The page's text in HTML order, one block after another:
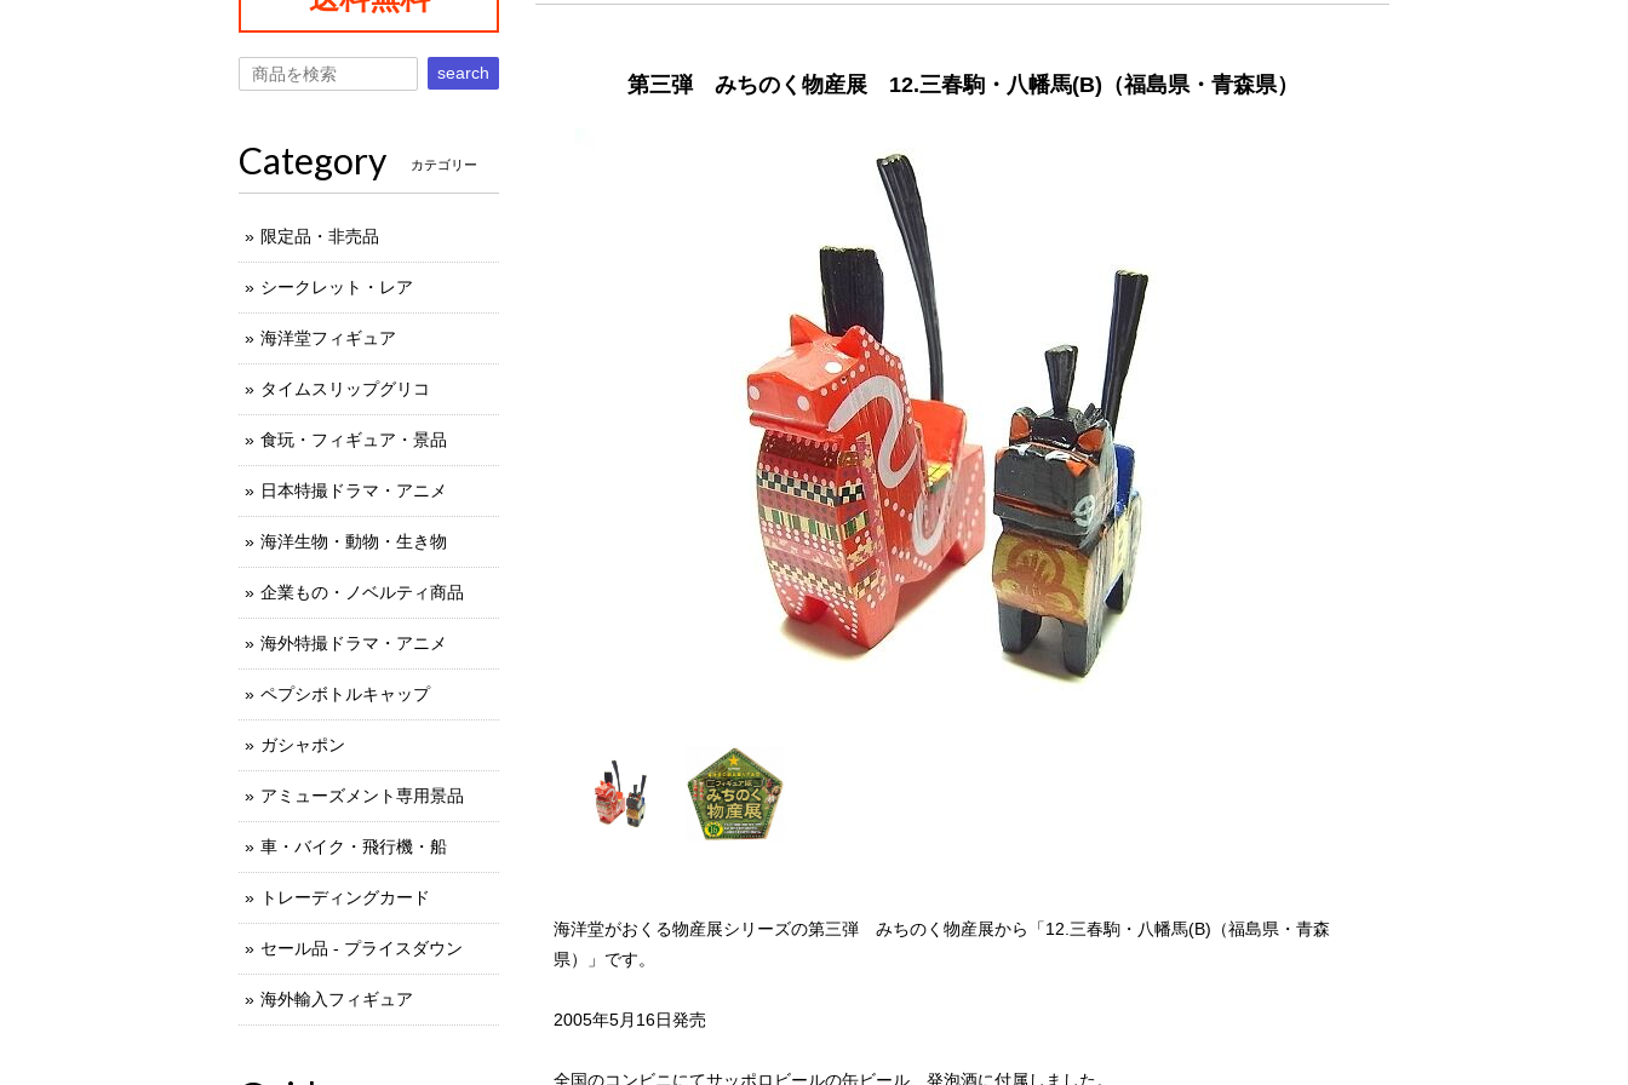
第三弾 みちのく物産展 12.三春駒・八幡馬(B)（福島県・青森県）
海洋堂がおくる物産展シリーズの第三弾 みちのく物産展から「12.三春駒・八幡馬(B)（福島県・青森
県）」です。
2005年5月16日発売
全国のコンビニにてサッポロビールの缶ビール、発泡酒に付属しました。
search
Category カテゴリー
限定品・非売品
シークレット・レア
海洋堂フィギュア
タイムスリップグリコ
食玩・フィギュア・景品
日本特撮ドラマ・アニメ
海洋生物・動物・生き物
企業もの・ノベルティ商品
海外特撮ドラマ・アニメ
ペプシボトルキャップ
ガシャポン
アミューズメント専用景品
車・バイク・飛行機・船
トレーディングカード
セール品 - プライスダウン
海外輸入フィギュア